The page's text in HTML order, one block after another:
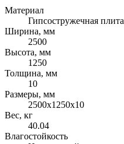
Материал
Гипсостружечная плита
Ширина, мм
2500
Высота, мм
1250
Толщина, мм
10
Размеры, мм
2500х1250х10
Вес, кг
40.04
Влагостойкость